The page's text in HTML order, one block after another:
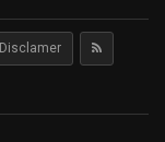
Disclamer